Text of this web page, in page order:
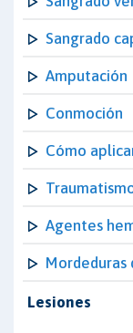
Sangrado
Amputación
Conmoción
Cómo
Agentes
Mordeduras
Lesiones